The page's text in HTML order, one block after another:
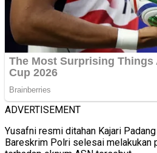
ADVERTISEMENT
Yusafni resmi ditahan Kajari
Bareskrim Polri selesai melakukan